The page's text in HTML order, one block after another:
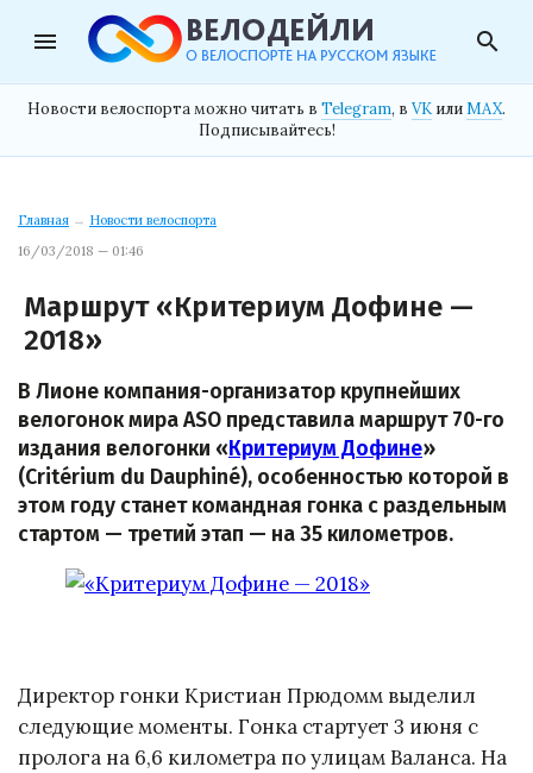
menu search
Новости велоспорта можно читать в Telegram, в VK илиMAX.
Подписывайтесь!
Главная → Новости велоспорта
16/03/2018 — 01:46
Маршрут «Критериум Дофине —
2018»
В Лионе компания-организатор крупнейших
велогонок мира ASO представила маршрут 70-го
издания велогонки «Критериум Дофине»
(Critérium du Dauphiné), особенностью которой в
этом году станет командная гонка с раздельным
стартом — третий этап — на 35 километров.
Директор гонки Кристиан Прюдомм выделил
следующие моменты. Гонка стартует 3 июня с
пролога на 6,6 километра по улицам Валанса. На